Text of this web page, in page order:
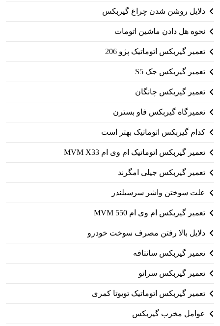
دلایل روشن شدن چراغ گیربکس
نحوه هل دادن ماشین اتومات
تعمیر گیربکس اتوماتیک پژو 206
تعمیر گیربکس جک S5
تعمیر گیربکس چانگان
تعمیرگاه گیربکس فاو بسترن
کدام گیربکس اتوماتیک بهتر است
تعمیر گیربکس اتوماتیک ام وی ام MVM X33
تعمیر گیربکس جیلی امگرند
علت سوختن واشر سرسیلندر
تعمیر گیربکس ام وی ام 550 MVM
دلایل بالا رفتن مصرف سوخت خودرو
تعمیر گیربکس سانتافه
تعمیر گیربکس سراتو
تعمیر گیربکس اتوماتیک تویوتا کمری
عوامل مخرب گیربکس